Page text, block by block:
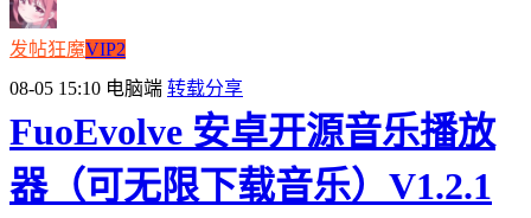
发帖狂魔VIP2
08-05 15:10 电脑端 转载分享
FuoEvolve 安卓开源音乐播放
器（可无限下载音乐）V1.2.1